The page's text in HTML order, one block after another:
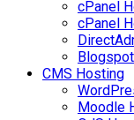
cPanel
cPanel
CMS Hosting
Moodle